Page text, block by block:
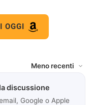
OGGI
discussione
Google o Apple